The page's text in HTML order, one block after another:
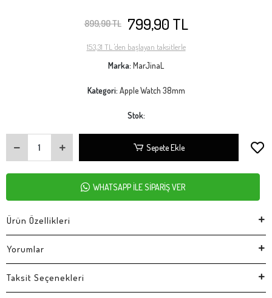
899,90 TL 799,90 TL
153,31 TL 'den başlayan taksitlerle
Marka: MarJinaL
Kategori: Apple Watch 38mm
Stok:
Sepete Ekle
WHATSAPP İLE SİPARİŞ VER
Ürün Özellikleri
Yorumlar
Taksit Seçenekleri